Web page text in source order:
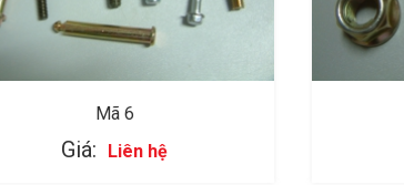
Mã 6
Giá: Liên hệ